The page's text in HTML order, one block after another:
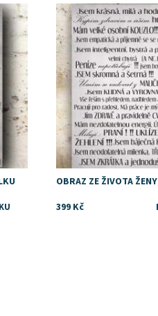
Dostupnost: Skladem
OBRAZ ZE ŽIVOTA ŽENY
399 Kč